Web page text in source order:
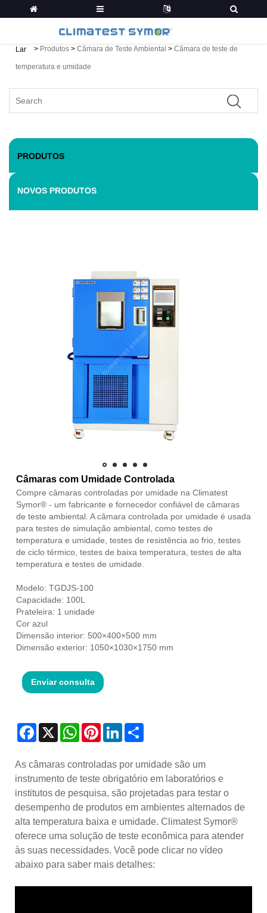
Lar > Produtos > Câmara de Teste Ambiental > Câmara de teste de
temperatura e umidade
PRODUTOS
NOVOS PRODUTOS
Câmaras com Umidade Controlada
Compre câmaras controladas por umidade na Climatest
Symor® - um fabricante e fornecedor confiável de câmaras
de teste ambiental. A câmara controlada por umidade é usada
para testes de simulação ambiental, como testes de
temperatura e umidade, testes de resistência ao frio, testes
de ciclo térmico, testes de baixa temperatura, testes de alta
temperatura e testes de umidade.
Modelo: TGDJS-100
Capacidade: 100L
Prateleira: 1 unidade
Cor azul
Dimensão interior: 500×400×500 mm
Dimensão exterior: 1050×1030×1750 mm
Enviar consulta
Facebook
X WhatsAppPinterestLinkedIn
As câmaras controladas por umidade são um
instrumento de teste obrigatório em laboratórios e
institutos de pesquisa, são projetadas para testar o
desempenho de produtos em ambientes alternados de
alta temperatura baixa e umidade. Climatest Symor®
oferece uma solução de teste econômica para atender
às suas necessidades. Você pode clicar no vídeo
abaixo para saber mais detalhes: